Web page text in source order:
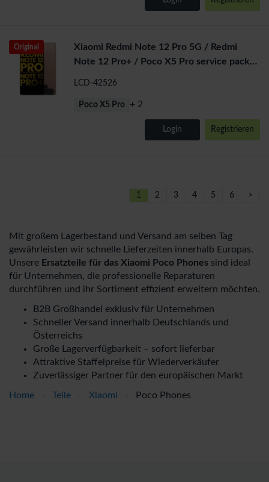
Original
Xiaomi Redmi Note 12 Pro 5G / Redmi
Note 12 Pro+ / Poco X5 Pro service pack
LCD-42526
Poco X5 Pro + 2
Login Registrieren
1 2 3 4 5 6 >
Mit großem Lagerbestand und Versand am selben Tag
gewährleisten wir schnelle Lieferzeiten innerhalb Europas.
Unsere Ersatzteile für das Xiaomi Poco Phones sind ideal
für Unternehmen, die professionelle Reparaturen
durchführen und ihr Sortiment effizient erweitern möchten.
B2B Großhandel exklusiv für Unternehmen
Schneller Versand innerhalb Deutschlands und
Österreichs
Große Lagerverfügbarkeit – sofort lieferbar
Attraktive Staffelpreise für Wiederverkäufer
Zuverlässiger Partner für den europäischen Markt
Home Teile Xiaomi Poco Phones